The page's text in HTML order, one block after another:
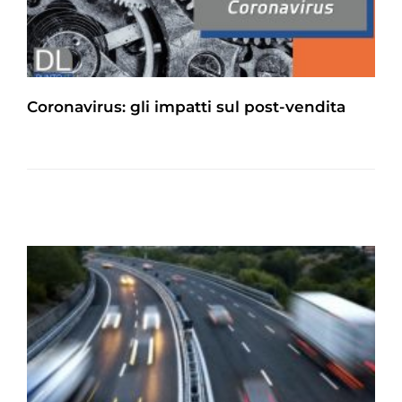
Coronavirus: gli impatti sul post-vendita